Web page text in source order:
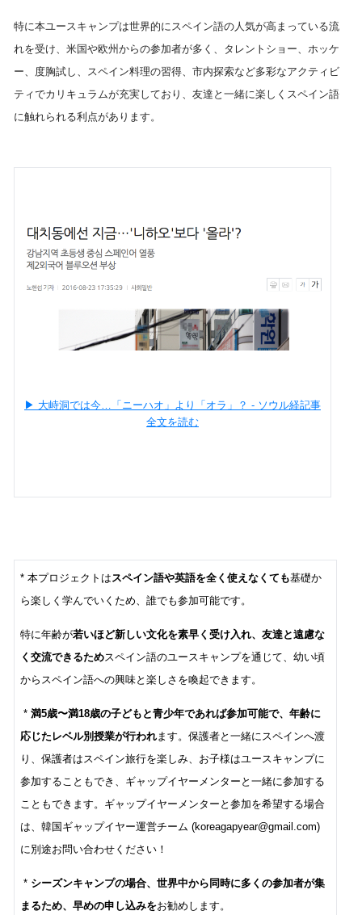
特に本ユースキャンプは世界的にスペイン語の人気が高まっている流
れを受け、米国や欧州からの参加者が多く、タレントショー、ホッケ
ー、度胸試し、スペイン料理の習得、市内探索など多彩なアクティビ
ティでカリキュラムが充実しており、友達と一緒に楽しくスペイン語
に触れられる利点があります。
▶︎ 大峙洞では今…「ニーハオ」より「オラ」？ - ソウル経記事
全文を読む
* 本プロジェクトはスペイン語や英語を全く使えなくても基礎か
ら楽しく学んでいくため、誰でも参加可能です。
特に年齢が若いほど新しい文化を素早く受け入れ、友達と遠慮な
く交流できるためスペイン語のユースキャンプを通じて、幼い頃
からスペイン語への興味と楽しさを喚起できます。
* 満5歳〜満18歳の子どもと青少年であれば参加可能で、年齢に
応じたレベル別授業が行われます。保護者と一緒にスペインへ渡
り、保護者はスペイン旅行を楽しみ、お子様はユースキャンプに
参加することもでき、ギャップイヤーメンターと一緒に参加する
こともできます。ギャップイヤーメンターと参加を希望する場合
は、韓国ギャップイヤー運営チーム (koreagapyear@gmail.com)
に別途お問い合わせください！
* シーズンキャンプの場合、世界中から同時に多くの参加者が集
まるため、早めの申し込みをお勧めします。